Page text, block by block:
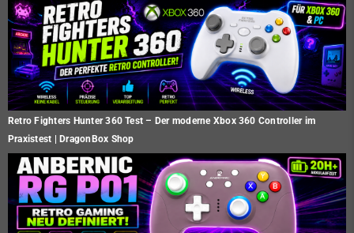
Retro Fighters Hunter 360 Test – Der moderne Xbox 360 Controller im
Praxistest | DragonBox Shop